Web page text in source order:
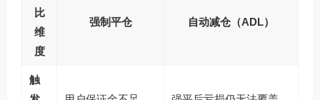
比
维
度
强制平仓 自动减仓（ADL）
触